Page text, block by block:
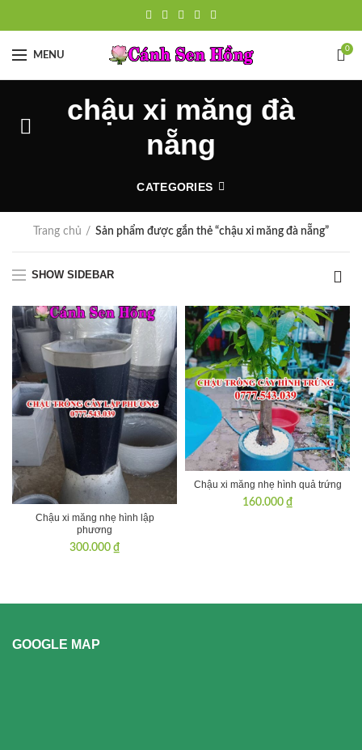
MENU
0
chậu xi măng đà
nẵng
CATEGORIES
Trang chủ Sản phẩm được gắn thẻ “chậu xi măng đà nẵng”
SHOW SIDEBAR
Chậu xi măng nhẹ hình lập
phương
300.000 ₫
Chậu xi măng nhẹ hình quả trứng
160.000 ₫
GOOGLE MAP